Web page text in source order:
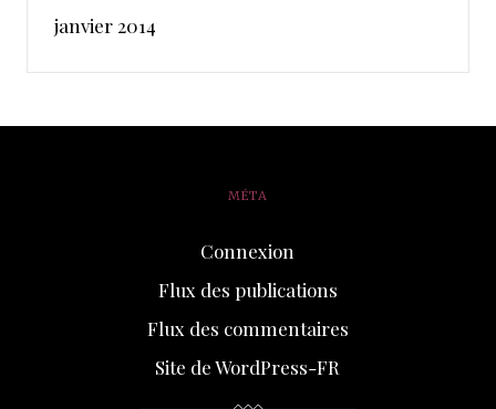
janvier 2014
MÉTA
Connexion
Flux des publications
Flux des commentaires
Site de WordPress-FR